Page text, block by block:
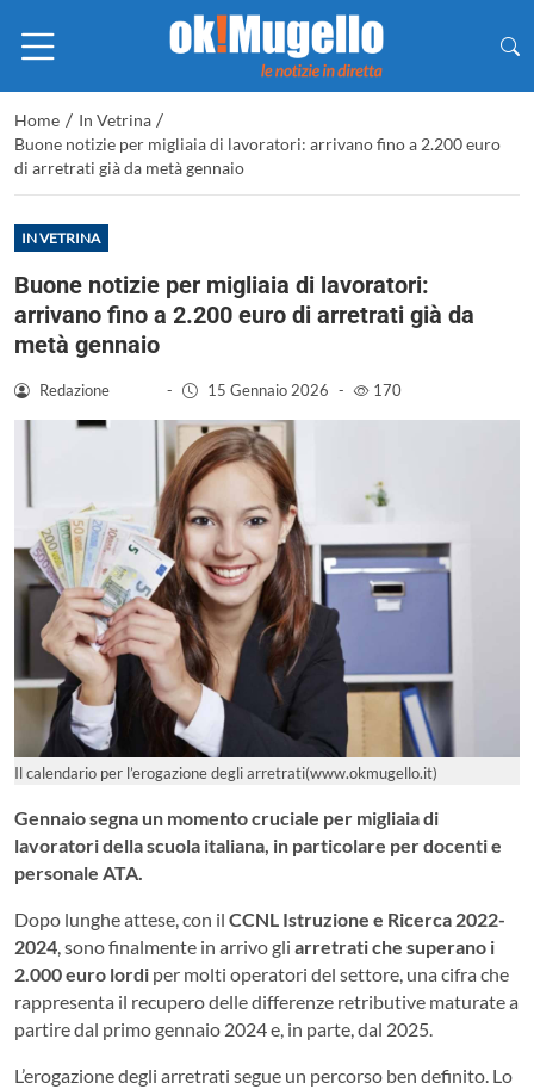
Home / In Vetrina /
Buone notizie per migliaia di lavoratori: arrivano fino a 2.200 euro
di arretrati già da metà gennaio
IN VETRINA
Buone notizie per migliaia di lavoratori:
arrivano fino a 2.200 euro di arretrati già da
metà gennaio
Redazione - 15 Gennaio 2026 - 170
Il calendario per l’erogazione degli arretrati(www.okmugello.it)
Gennaio segna un momento cruciale per migliaia di
lavoratori della scuola italiana, in particolare per docenti e
personale ATA.
Dopo lunghe attese, con il CCNL Istruzione e Ricerca 2022-
2024 , sono finalmente in arrivo gli arretrati che superano i
2.000 euro lordi per molti operatori del settore, una cifra che
rappresenta il recupero delle differenze retributive maturate a
partire dal primo gennaio 2024 e, in parte, dal 2025.
L’erogazione degli arretrati segue un percorso ben definito. Lo